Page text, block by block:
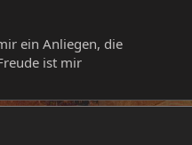
ein Anliegen, die
ist mir